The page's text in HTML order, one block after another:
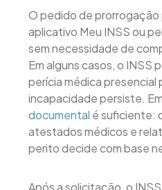
O pedido de
aplicativo Meu INSS ou
sem necessidade de
Em alguns casos, o INSS
perícia médica presencial
incapacidade persiste.
documental é suficiente:
atestados médicos e
perito decide com base
Após a solicitação, o